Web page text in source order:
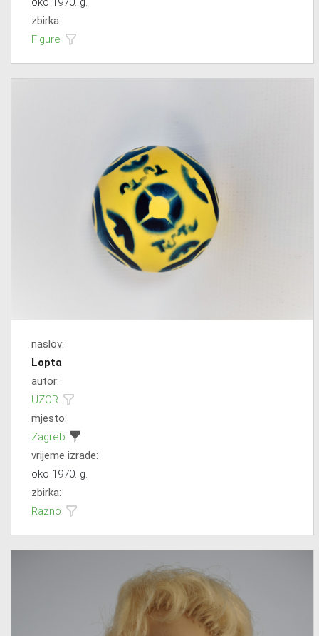
zbirka:
Figure
naslov:
Lopta
autor:
UZOR
mjesto:
Zagreb
vrijeme izrade:
oko 1970. g.
zbirka:
Razno